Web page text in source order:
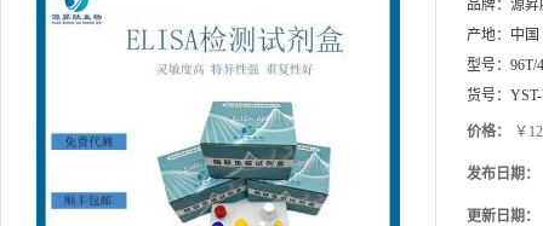
品牌： 源昇
产地： 中国
型号： 96T/
货号：
价格： ￥
发布日期：
更新日期：